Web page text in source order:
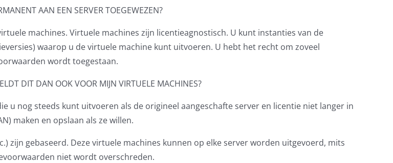
AAN EEN SERVER TOEGEWEZEN?
machines. Virtuele machines zijn licentieagnostisch. U kunt instanties van de
waarop u de virtuele machine kunt uitvoeren. U hebt het recht om zoveel
wordt toegestaan.
DIT DAN OOK VOOR MIJN VIRTUELE MACHINES?
u nog steeds kunt uitvoeren als de origineel aangeschafte server en licentie niet langer in
maken en opslaan als ze willen.
zijn gebaseerd. Deze virtuele machines kunnen op elke server worden uitgevoerd, mits
niet wordt overschreden.